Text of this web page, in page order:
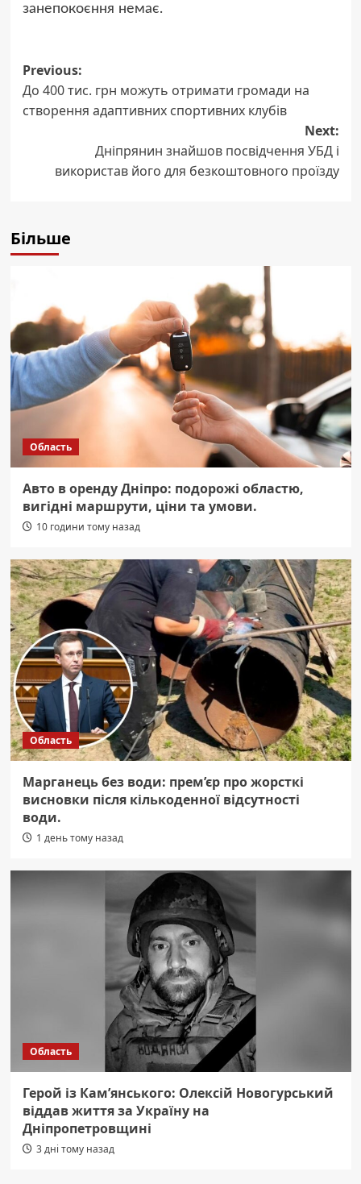
занепокоєння немає.
Post
navigation
Previous:
До 400 тис. грн можуть отримати громади на
створення адаптивних спортивних клубів
Next:
Дніпрянин знайшов посвідчення УБД і
використав його для безкоштовного проїзду
Більше
Область
Авто в оренду Дніпро: подорожі областю,
вигідні маршрути, ціни та умови.
10 години тому назад
Область
Марганець без води: прем’єр про жорсткі
висновки після кількоденної відсутності
води.
1 день тому назад
Область
Герой із Кам’янського: Олексій Новогурський
віддав життя за Україну на
Дніпропетровщині
3 дні тому назад